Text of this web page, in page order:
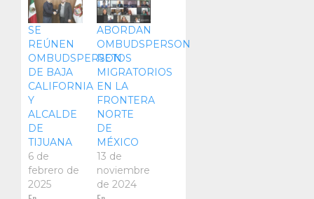
SE
REÚNEN
OMBUDSPERSON
DE BAJA
CALIFORNIA
Y
ALCALDE
DE
TIJUANA
6 de
febrero de
2025
ABORDAN
OMBUDSPERSON
RETOS
MIGRATORIOS
EN LA
FRONTERA
NORTE
DE
MÉXICO
13 de
noviembre
de 2024